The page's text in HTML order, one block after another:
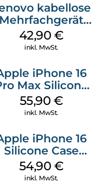
kabellose
Mehrfachgerät
Luna Grey
42,90 €
inkl. MwSt.
iPhone 16
Max Silicone
Case MagSafe
Stone Gray
55,90 €
inkl. MwSt.
iPhone 16
Silicone Case
MagSafe Lake
Green
54,90 €
inkl. MwSt.